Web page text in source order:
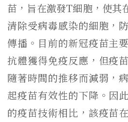
苗，旨在激發T細胞，使其
清除受病毒感染的細胞，
傳播。目前的新冠疫苗主
抗體獲得免疫反應，但疫
隨著時間的推移而減弱，
起疫苗有效性的下降。因
的疫苗技術相比，該疫苗